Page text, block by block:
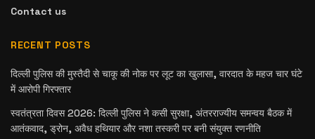
Contact us
RECENT POSTS
दिल्ली पुलिस की मुस्तैदी से चाकू की नोक पर लूट का खुलासा, वारदात के महज चार घंटे
में आरोपी गिरफ्तार
स्वतंत्रता दिवस 2026: दिल्ली पुलिस ने कसी सुरक्षा, अंतरराज्यीय समन्वय बैठक में
आतंकवाद, ड्रोन, अवैध हथियार और नशा तस्करी पर बनी संयुक्त रणनीति